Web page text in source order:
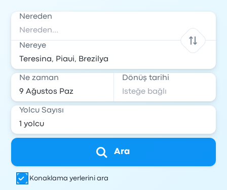
Nereden
Nereye
Ne zaman Dönüş tarihi
Yolcu Sayısı
Ara
Konaklama yerlerini ara